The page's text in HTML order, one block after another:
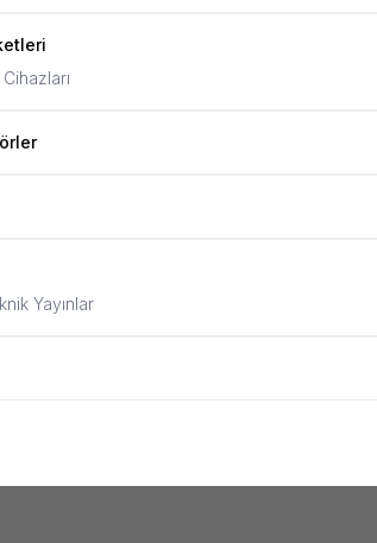
Yayınlar